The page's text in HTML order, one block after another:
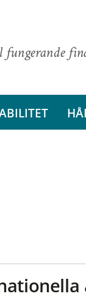
fungerande